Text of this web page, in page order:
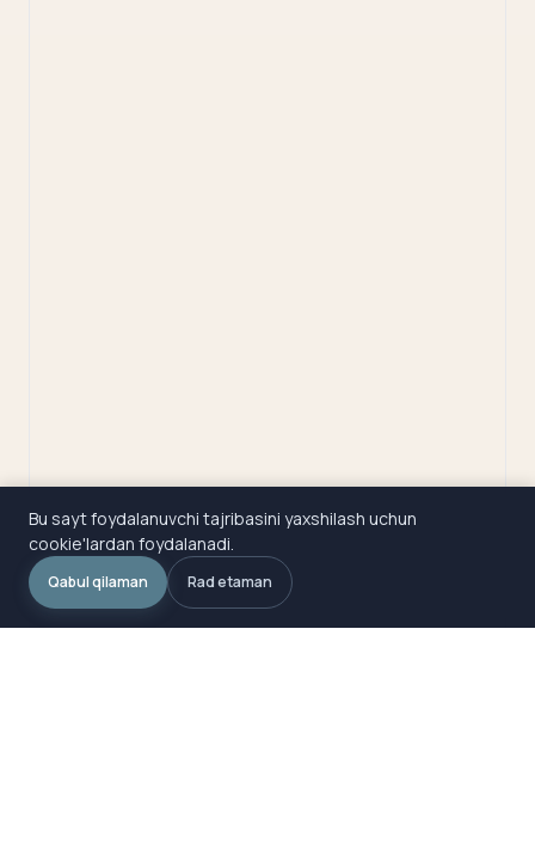
Bu sayt foydalanuvchi tajribasini yaxshilash uchun
cookie'lardan foydalanadi.
Qabul qilaman Rad etaman